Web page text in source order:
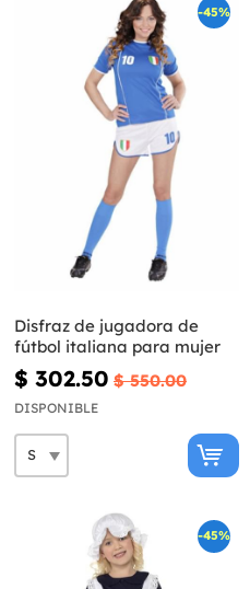
-45%
Disfraz de jugadora de
fútbol italiana para mujer
$ 302.50 $ 550.00
DISPONIBLE
-45%